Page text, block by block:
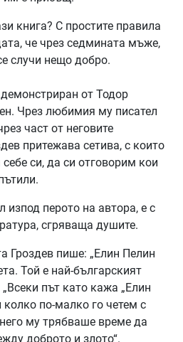
книга? С простите правила
че чрез седмината мъже,
случи нещо добро.
от Тодор
Чрез любимия му писател
част от неговите
притежава сетива, с които
си, да си отговорим кои
изпод перото на автора, е с
сгряваща душите.
Гроздев пише: „Елин Пелин
Той е най-българският
път като кажа „Елин
по-малко го четем с
му трябваше време да
доброто и злото“.